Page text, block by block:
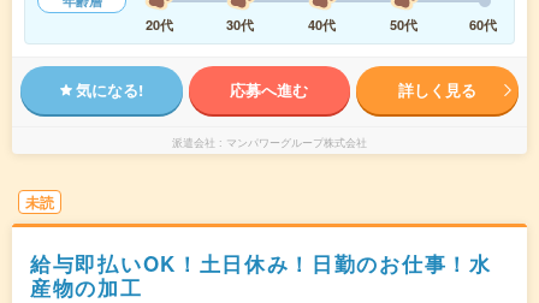
20代
30代 40代 50代 60代
気になる! 応募へ進む 詳しく見る
派遣会社 マンパワーグループ株式会社
未読
給与即払いOK！土日休み！日勤のお仕事！水
産物の加工